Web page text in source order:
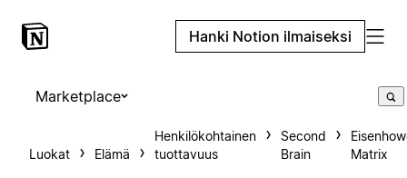
Hanki Notion ilmaiseksi
Marketplace
Luokat Elämä
Henkilökohtainen
tuottavuus
Second
Brain
Matrix